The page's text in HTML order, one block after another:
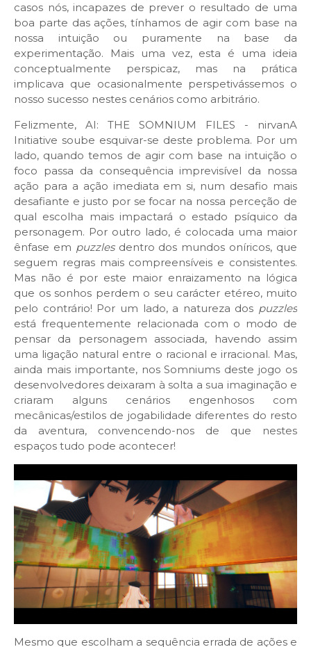
casos nós, incapazes de prever o resultado de uma
boa parte das ações, tínhamos de agir com base na
nossa intuição ou puramente na base da
experimentação. Mais uma vez, esta é uma ideia
conceptualmente perspicaz, mas na prática
implicava que ocasionalmente perspetivássemos o
nosso sucesso nestes cenários como arbitrário.
Felizmente, AI: THE SOMNIUM FILES - nirvanA
Initiative soube esquivar-se deste problema. Por um
lado, quando temos de agir com base na intuição o
foco passa da consequência imprevisível da nossa
ação para a ação imediata em si, num desafio mais
desafiante e justo por se focar na nossa perceção de
qual escolha mais impactará o estado psíquico da
personagem. Por outro lado, é colocada uma maior
ênfase em puzzles dentro dos mundos oníricos, que
seguem regras mais compreensíveis e consistentes.
Mas não é por este maior enraizamento na lógica
que os sonhos perdem o seu carácter etéreo, muito
pelo contrário! Por um lado, a natureza dos puzzles
está frequentemente relacionada com o modo de
pensar da personagem associada, havendo assim
uma ligação natural entre o racional e irracional. Mas,
ainda mais importante, nos Somniums deste jogo os
desenvolvedores deixaram à solta a sua imaginação e
criaram alguns cenários engenhosos com
mecânicas/estilos de jogabilidade diferentes do resto
da aventura, convencendo-nos de que nestes
espaços tudo pode acontecer!
Mesmo que escolham a sequência errada de ações e